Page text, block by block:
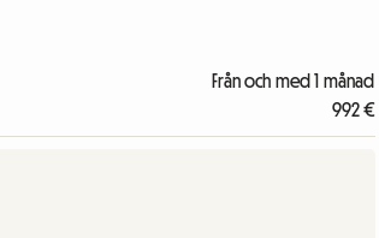
Från och med 1 månad
992 €